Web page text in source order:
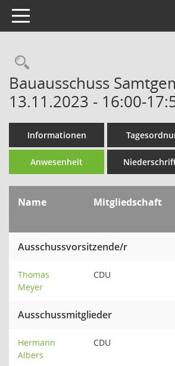
Toggle navigation
Rechercheauswahl
Bauausschuss
13.11.2023 - 16:00-
Informationen
Anwesenheit
Name Mitgliedschaft
Ausschussvorsitzende/r
Thomas
Meyer
CDU
Ausschussmitglieder
Hermann
Albers
CDU